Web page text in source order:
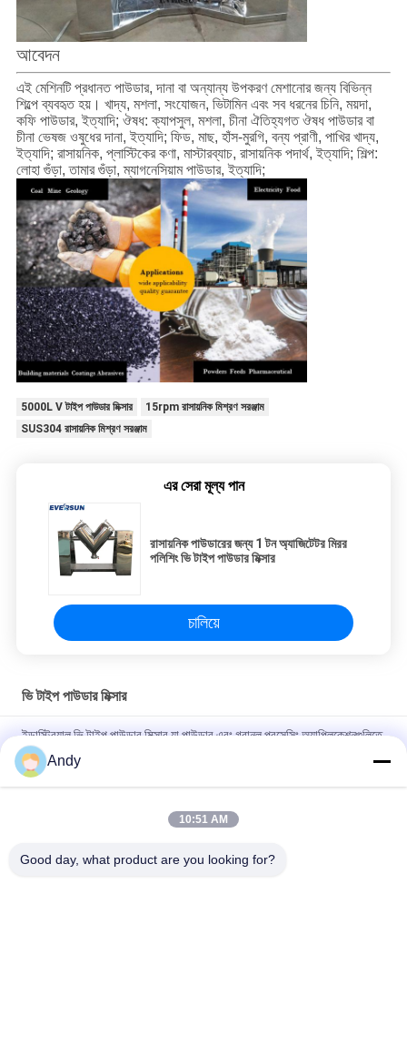
আবেদন
এই মেশিনটি প্রধানত পাউডার, দানা বা অন্যান্য উপকরণ মেশানোর জন্য বিভিন্ন
শিল্পে ব্যবহৃত হয়। খাদ্য, মশলা, সংযোজন, ভিটামিন এবং সব ধরনের চিনি, ময়দা,
কফি পাউডার, ইত্যাদি; ঔষধ: ক্যাপসুল, মশলা, চীনা ঐতিহ্যগত ঔষধ পাউডার বা
চীনা ভেষজ ওষুধের দানা, ইত্যাদি; ফিড, মাছ, হাঁস-মুরগি, বন্য প্রাণী, পাখির খাদ্য,
ইত্যাদি; রাসায়নিক, প্লাস্টিকের কণা, মাস্টারব্যাচ, রাসায়নিক পদার্থ, ইত্যাদি; শিল্প:
লোহা গুঁড়া, তামার গুঁড়া, ম্যাগনেসিয়াম পাউডার, ইত্যাদি;
5000L V টাইপ পাউডার মিক্সার
15rpm রাসায়নিক মিশ্রণ সরঞ্জাম
SUS304 রাসায়নিক মিশ্রণ সরঞ্জাম
এর সেরা মূল্য পান
রাসায়নিক পাউডারের জন্য 1 টন অ্যাজিটেটর মিরর
পলিশিং ভি টাইপ পাউডার মিক্সার
চালিয়ে
ভি টাইপ পাউডার মিক্সার
ইন্ডাস্ট্রিয়াল ভি টাইপ পাউডার মিক্সার যা পাউডার এবং গ্রানুল প্রসেসিং অ্যাপ্লিকেশনগুলিতে
স্বল্প মিশ্রণের সময় এবং উচ্চ অভিন্নতার জন্য ডিজাইন করা হয়েছে
খাদ্য ও রাসায়নিক শিল্পে শুকনো পাউডার মিশ্রণের জন্য ভি টাইপ পাউডার মিক্সার, মসৃণ
Andy
10:51 AM
Good day, what product are you looking for?